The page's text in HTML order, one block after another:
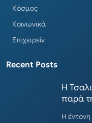
Κόσμος
Κοινωνικά
Επιχειρείν
Recent Posts
Η
παρά
Η έντονη